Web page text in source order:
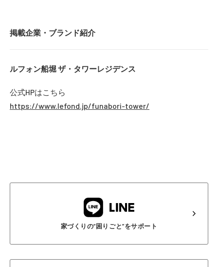
掲載企業・ブランド紹介
ルフォン船堀 ザ・タワーレジデンス
公式HPはこちら
https://www.lefond.jp/funabori-tower/
家づくりの“困りごと”をサポート